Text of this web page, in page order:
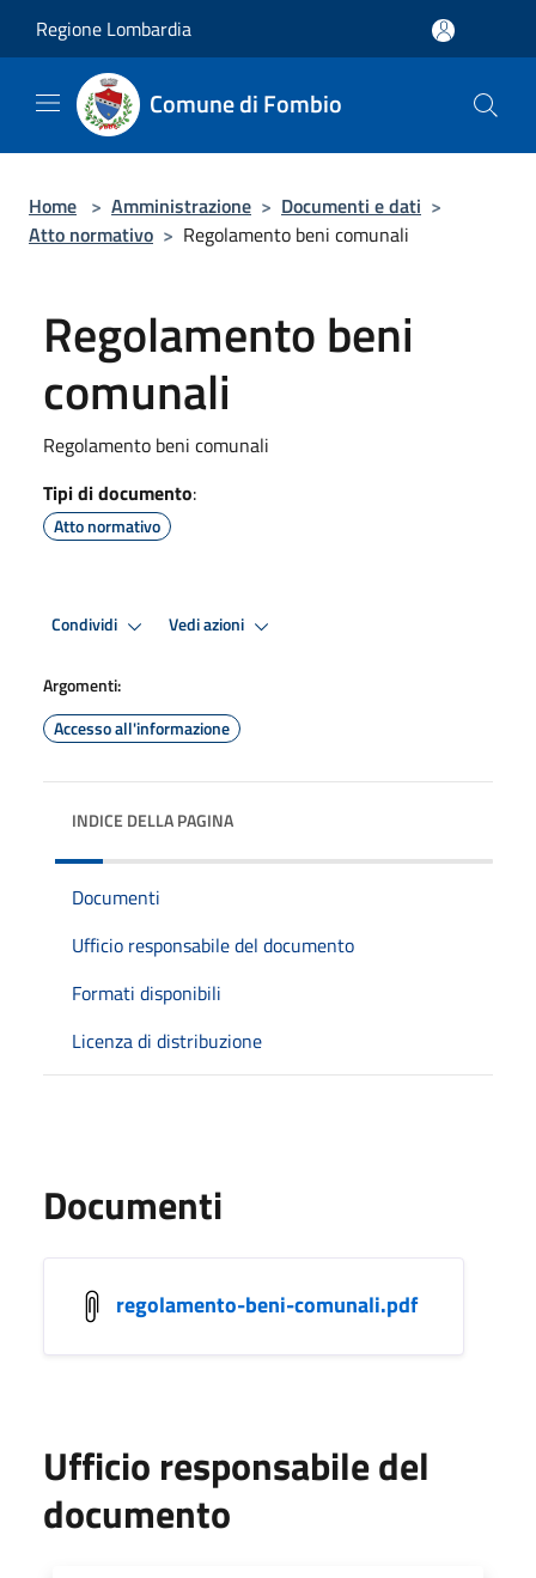
Regione Lombardia
Comune di Fombio
Home > Amministrazione > Documenti e dati >
Atto normativo > Regolamento beni comunali
Regolamento beni
comunali
Regolamento beni comunali
Tipi di documento:
Atto normativo
Condividi Vedi azioni
Argomenti:
Accesso all'informazione
INDICE DELLA PAGINA
Documenti
Ufficio responsabile del documento
Formati disponibili
Licenza di distribuzione
Documenti
regolamento-beni-comunali.pdf
Ufficio responsabile del
documento